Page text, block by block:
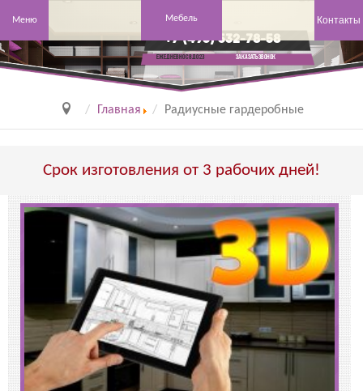
Меню Мебель Контакты
+7 (495) 532-78-58
Ежедневно с 8 до 23 заказать звонок
Главная Радиусные гардеробные
Срок изготовления от 3 рабочих дней!